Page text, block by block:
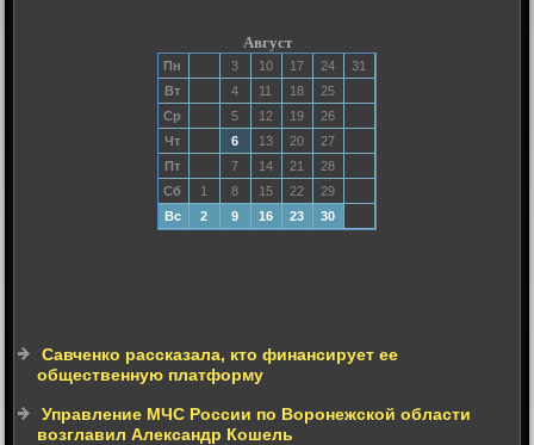
Август
Пн 3 10 17 24
31
Вт
4 11 18
25
Ср
5 12 19
26
Чт
6 13 20
27
Пт
7 14 21
28
Сб
1 8 15 22
29
Вс
2 9 16 23 30
Савченко рассказала, кто финансирует ее
общественную платформу
Управление МЧС России по Воронежской области
возглавил Александр Кошель